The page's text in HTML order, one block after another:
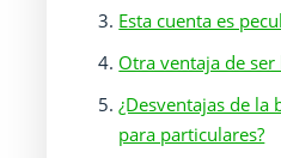
Esta cuenta es
Otra ventaja de
¿Desventajas de la
para particulares?